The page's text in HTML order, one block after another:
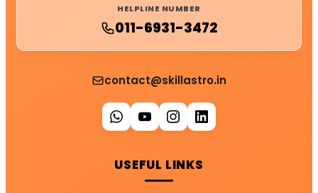
HELPLINE NUMBER
011-6931-3472
contact@skillastro.in
USEFUL LINKS